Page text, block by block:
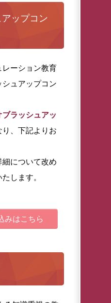
ップコン
レーション教育
ュアップコン
ブラッシュアッ
り、下記よりお
について改め
します。
みはこちら